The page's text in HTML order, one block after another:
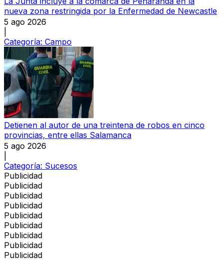
nueva zona restringida por la Enfermedad de Newcastle
5 ago 2026
Categoría: Campo
Detienen al autor de una treintena de robos en cinco
provincias, entre ellas Salamanca
5 ago 2026
Categoría: Sucesos
Publicidad
Publicidad
Publicidad
Publicidad
Publicidad
Publicidad
Publicidad
Publicidad
Publicidad